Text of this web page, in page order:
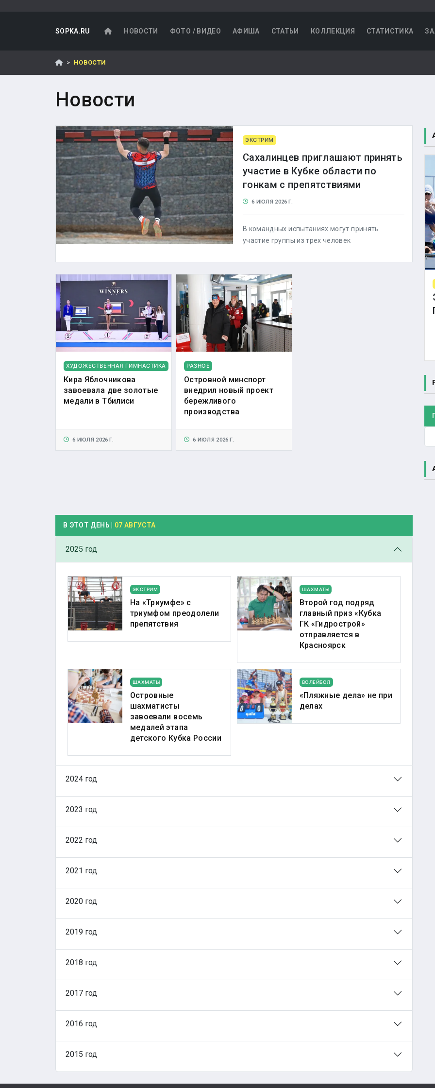
SOPKA.RU НОВОСТИ ФОТО / ВИДЕО АФИША СТАТЬИ КОЛЛЕКЦИЯ СТАТИСТИКА
НОВОСТИ
Новости
ЭКСТРИМ
Сахалинцев приглашают принять
участие в Кубке области по
гонкам с препятствиями
6 ИЮЛЯ 2026 Г.
В командных испытаниях могут принять
участие группы из трех человек
ХУДОЖЕСТВЕННАЯ ГИМНАСТИКА
Кира Яблочникова
завоевала две золотые
медали в Тбилиси
6 ИЮЛЯ 2026 Г.
РАЗНОЕ
Островной минспорт
внедрил новый проект
бережливого
производства
6 ИЮЛЯ 2026 Г.
В ЭТОТ ДЕНЬ | 07 АВГУСТА
2025 год
ЭКСТРИМ
На «Триумфе» с
триумфом преодолели
препятствия
ШАХМАТЫ
Второй год подряд
главный приз «Кубка
ГК «Гидрострой»
отправляется в
Красноярск
ШАХМАТЫ
Островные
шахматисты
завоевали восемь
медалей этапа
детского Кубка России
ВОЛЕЙБОЛ
«Пляжные дела» не при
делах
2024 год
2023 год
2022 год
2021 год
2020 год
2019 год
2018 год
2017 год
2016 год
2015 год